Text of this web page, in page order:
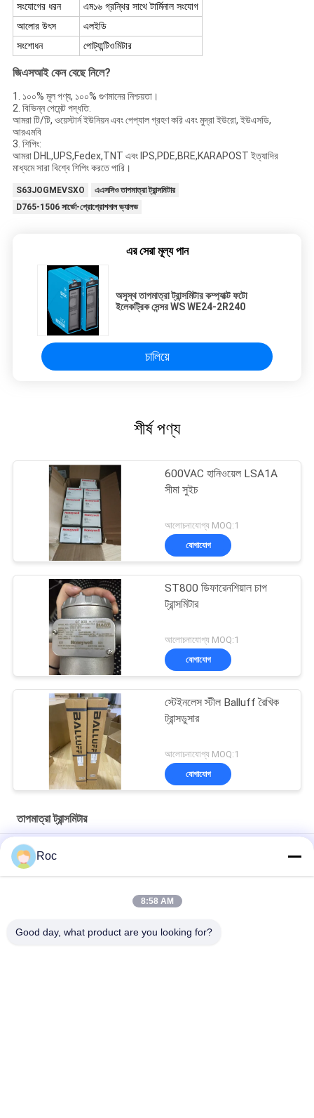
সংযোগের ধরন
এম১৬ গ্রন্থির সাথে টার্মিনাল সংযোগ
আলোর উৎস
এলইডি
সংশোধন
পোট্যান্টিওমিটার
জিএসআই কেন বেছে নিলে?
1. ১০০% মূল পণ্য, ১০০% গুণমানের নিশ্চয়তা।
2. বিভিন্ন পেমেন্ট পদ্ধতি.
আমরা টি/টি, ওয়েস্টার্ন ইউনিয়ন এবং পেপ্যাল গ্রহণ করি এবং মুদ্রা ইউরো, ইউএসডি,
আরএমবি
3. শিপিং:
আমরা DHL,UPS,Fedex,TNT এবং IPS,PDE,BRE,KARAPOST ইত্যাদির
মাধ্যমে সারা বিশ্বে শিপিং করতে পারি।
S63JOGMEVSXO
এএসসিও তাপমাত্রা ট্রান্সমিটার
D765-1506 সার্ভো-প্রোপ্রোশনাল ভ্যালভ
এর সেরা মূল্য পান
অসুস্থ তাপমাত্রা ট্রান্সমিটার কম্প্যাক্ট ফটো
ইলেকট্রিক সেন্সর WS WE24-2R240
চালিয়ে
শীর্ষ পণ্য
600VAC হানিওয়েল LSA1A
সীমা সুইচ
আলোচনাযোগ্য MOQ:1
যোগাযোগ
ST800 ডিফারেনশিয়াল চাপ
ট্রান্সমিটার
আলোচনাযোগ্য MOQ:1
যোগাযোগ
স্টেইনলেস স্টীল Balluff রৈখিক
ট্রান্সডুসার
আলোচনাযোগ্য MOQ:1
যোগাযোগ
তাপমাত্রা ট্রান্সমিটার
অসুস্থ তাপমাত্রা ট্রান্সমিটার কম্প্যাক্ট ফটো ইলেকট্রিক সেন্সর WS WE24-2R240
SmartLine ST700 গেইজ চাপ ট্রান্সমিটার হানিওয়েল, STG740 A1GC4A
হানিওয়েল তাপমাত্রা ট্রান্সমিটার স্মার্টলাইন ST700 গেজ চাপ ট্রান্সমিটার STG740
Roc
8:58 AM
Good day, what product are you looking for?